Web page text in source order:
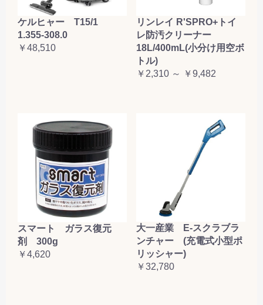
ケルヒャー T15/1
1.355-308.0
￥48,510
リンレイ R'SPRO+トイ
レ防汚クリーナー
18L/400mL(小分け用空ボ
トル)
￥2,310 ～ ￥9,482
スマート ガラス復元
剤 300g
￥4,620
大一産業 E-スクラブラ
ンチャー (充電式小型ポ
リッシャー)
￥32,780